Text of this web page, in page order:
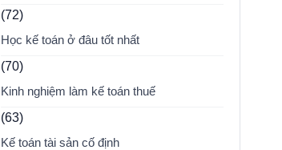
(72)
Học kế toán ở đâu tốt nhất
(70)
Kinh nghiệm làm kế toán thuế
(63)
Kế toán tài sản cố định